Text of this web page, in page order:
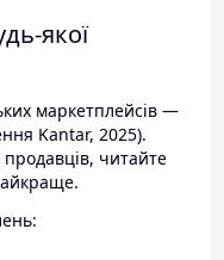
якої
маркетплейсів —
Kantar, 2025).
читайте